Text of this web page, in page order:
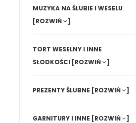
MUZYKA NA ŚLUBIE I WESELU
[ROZWIŃ
]
TORT WESELNY I INNE
SŁODKOŚCI [ROZWIŃ ]
PREZENTY ŚLUBNE [ROZWIŃ ]
GARNITURY I INNE [ROZWIŃ ]